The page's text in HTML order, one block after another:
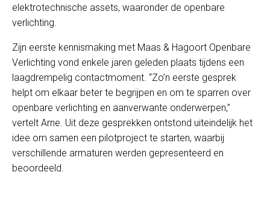
elektrotechnische assets, waaronder de openbare
verlichting.
Zijn eerste kennismaking met Maas & Hagoort Openbare
Verlichting vond enkele jaren geleden plaats tijdens een
laagdrempelig contactmoment. “Zo’n eerste gesprek
helpt om elkaar beter te begrijpen en om te sparren over
openbare verlichting en aanverwante onderwerpen,”
vertelt Arne. Uit deze gesprekken ontstond uiteindelijk het
idee om samen een pilotproject te starten, waarbij
verschillende armaturen werden gepresenteerd en
beoordeeld.